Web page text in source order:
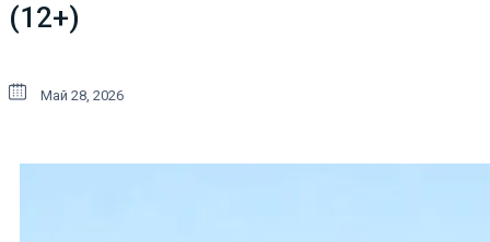
(12+)
Май 28, 2026